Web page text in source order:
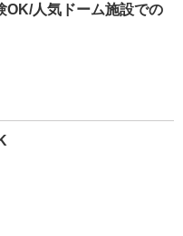
OK/人気ドーム施設での